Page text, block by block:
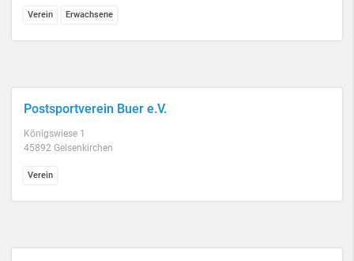
Verein Erwachsene
Postsportverein Buer e.V.
Königswiese 1
45892 Gelsenkirchen
Verein